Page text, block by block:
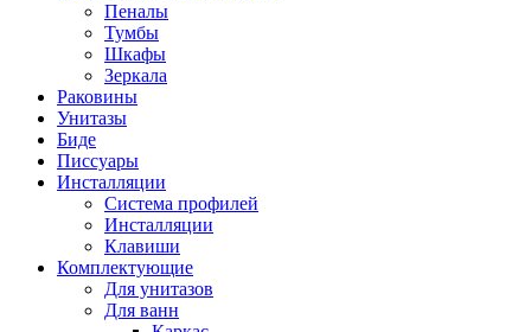
Пеналы
Тумбы
Шкафы
Зеркала
Раковины
Унитазы
Биде
Писсуары
Инсталляции
Система профилей
Инсталляции
Клавиши
Комплектующие
Для унитазов
Для ванн